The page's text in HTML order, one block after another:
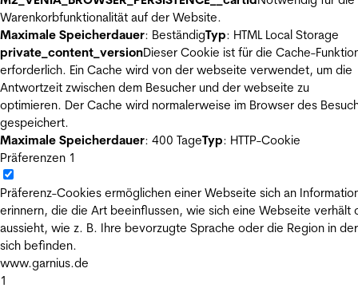
Warenkorbfunktionalität auf der Website.
Maximale Speicherdauer: BeständigTyp: HTML Local Storage
private_content_versionDieser Cookie ist für die Cache-
erforderlich. Ein Cache wird von der webseite verwendet, um die
Antwortzeit zwischen dem Besucher und der webseite zu
optimieren. Der Cache wird normalerweise im Browser des
gespeichert.
Maximale Speicherdauer: 400 TageTyp: HTTP-Cookie
Präferenzen 1
Präferenz-Cookies ermöglichen einer Webseite sich an
erinnern, die die Art beeinflussen, wie sich eine Webseite verhält
aussieht, wie z. B. Ihre bevorzugte Sprache oder die Region in
sich befinden.
www.garnius.de
1